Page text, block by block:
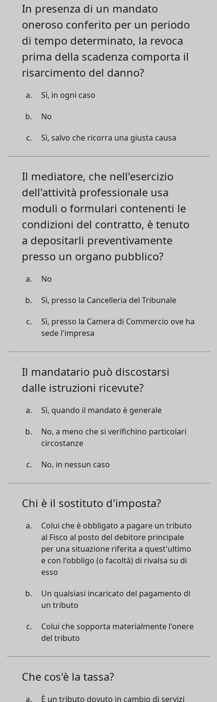
In presenza di un mandato
oneroso conferito per un periodo
di tempo determinato, la revoca
prima della scadenza comporta il
risarcimento del danno?
Sì, in ogni caso
No
Sì, salvo che ricorra una giusta causa
Il mediatore, che nell'esercizio
dell'attività professionale usa
moduli o formulari contenenti le
condizioni del contratto, è tenuto
a depositarli preventivamente
presso un organo pubblico?
No
Sì, presso la Cancelleria del Tribunale
Sì, presso la Camera di Commercio ove ha
sede l'impresa
Il mandatario può discostarsi
dalle istruzioni ricevute?
Sì, quando il mandato è generale
No, a meno che si verifichino particolari
circostanze
No, in nessun caso
Chi è il sostituto d'imposta?
Colui che è obbligato a pagare un tributo
al Fisco al posto del debitore principale
per una situazione riferita a quest'ultimo
e con l'obbligo (o facoltà) di rivalsa su di
esso
Un qualsiasi incaricato del pagamento di
un tributo
Colui che sopporta materialmente l'onere
del tributo
Che cos'è la tassa?
È un tributo dovuto in cambio di servizi